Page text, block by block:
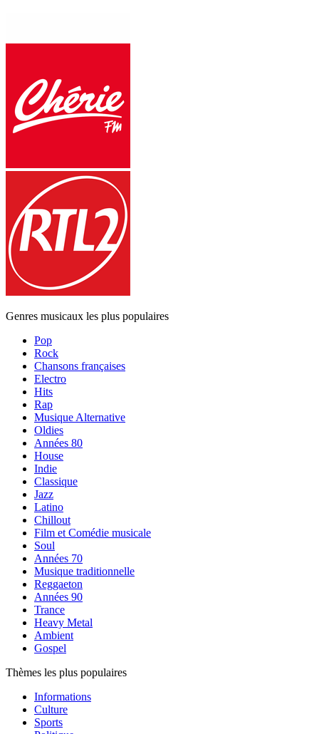
Genres musicaux les plus populaires
Pop
Rock
Chansons françaises
Electro
Hits
Rap
Musique Alternative
Oldies
Années 80
House
Indie
Classique
Jazz
Latino
Chillout
Film et Comédie musicale
Soul
Années 70
Musique traditionnelle
Reggaeton
Années 90
Trance
Heavy Metal
Ambient
Gospel
Thèmes les plus populaires
Informations
Culture
Sports